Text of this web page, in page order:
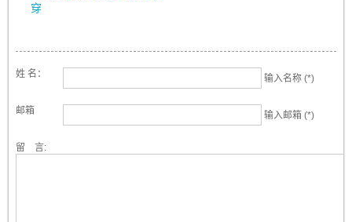
穿
姓 名： 输入名称 (*)
邮箱 输入邮箱 (*)
留 言: